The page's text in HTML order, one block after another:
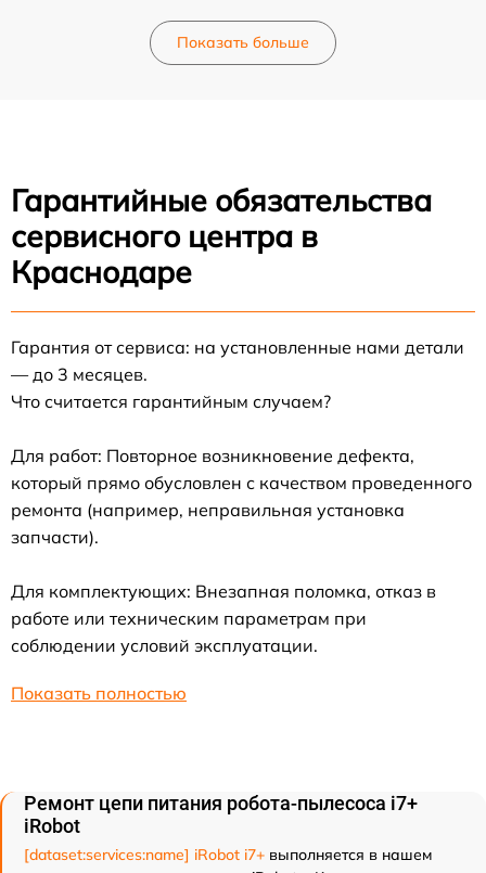
Показать больше
Гарантийные обязательства
сервисного центра в
Краснодаре
Гарантия от сервиса: на установленные нами детали
— до 3 месяцев.
Что считается гарантийным случаем?
Для работ: Повторное возникновение дефекта,
который прямо обусловлен с качеством проведенного
ремонта (например, неправильная установка
запчасти).
Для комплектующих: Внезапная поломка, отказ в
работе или техническим параметрам при
соблюдении условий эксплуатации.
Показать полностью
Ремонт цепи питания робота-пылесоса i7+
iRobot
[dataset:services:name] iRobot i7+ выполняется в нашем